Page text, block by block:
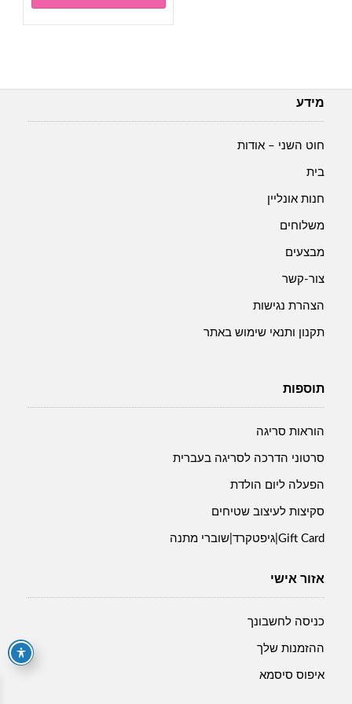
₪30.00.
₪28.00.
מידע
חוט השני – אודות
בית
חנות אונליין
משלוחים
מבצעים
צור-קשר
הצהרת נגישות
תקנון ותנאי שימוש באתר
תוספות
הוראות סריגה
סרטוני הדרכה לסריגה בעברית
הפעלה ליום הולדת
סקיצות לעיצוב שטיחים
Gift Card|גיפטקרד|שוברי מתנה
אזור אישי
כניסה לחשבונך
ההזמנות שלך
איפוס סיסמא